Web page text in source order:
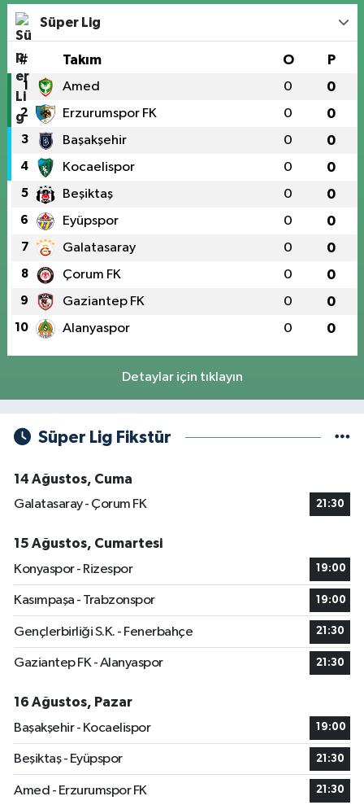
Süper Lig
# Takım O P
1 Amed 0 0
2 Erzurumspor FK 0 0
3 Başakşehir 0 0
4 Kocaelispor 0 0
5 Beşiktaş 0 0
6 Eyüpspor 0 0
7 Galatasaray 0 0
8 Çorum FK 0 0
9 Gaziantep FK 0 0
10 Alanyaspor 0 0
Detaylar için tıklayın
Süper Lig Fikstür
14 Ağustos, Cuma
Galatasaray - Çorum FK
21:30
15 Ağustos, Cumartesi
Konyaspor - Rizespor
19:00
Kasımpaşa - Trabzonspor 19:00
Gençlerbirliği S.K. - Fenerbahçe 21:30
Gaziantep FK - Alanyaspor 21:30
16 Ağustos, Pazar
Başakşehir - Kocaelispor
19:00
Beşiktaş - Eyüpspor 21:30
Amed - Erzurumspor FK 21:30